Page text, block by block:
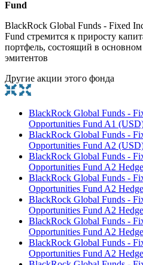
Fund
BlackRock Global Funds - Fixed
Fund стремится к приросту
портфель, состоящий в
эмитентов
Другие акции этого фонда
BlackRock Global Funds -
Opportunities Fund A1
BlackRock Global Funds -
Opportunities Fund A2
BlackRock Global Funds -
Opportunities Fund A2
BlackRock Global Funds -
Opportunities Fund A2
BlackRock Global Funds -
Opportunities Fund A2
BlackRock Global Funds -
Opportunities Fund A2
BlackRock Global Funds -
Opportunities Fund A2